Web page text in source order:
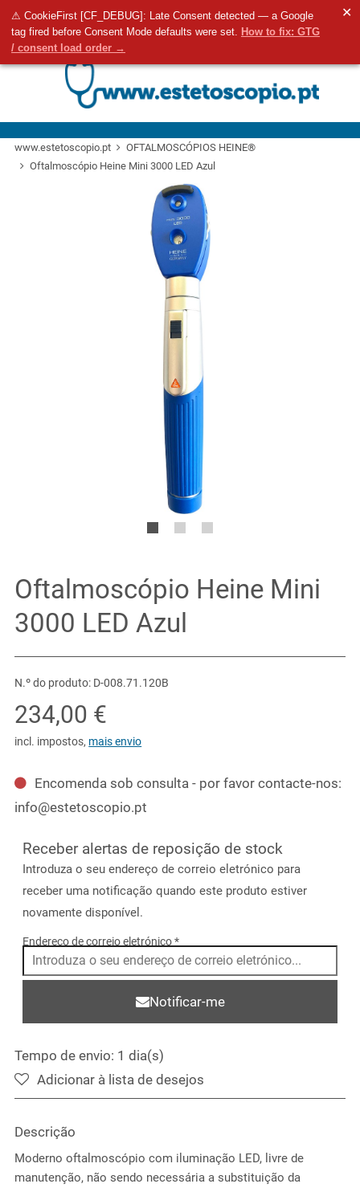
⚠ CookieFirst [CF_DEBUG]: Late Consent detected — a Google
tag fired before Consent Mode defaults were set. How to fix: GTG
/ consent load order →
✕
Aceda ao
0
www.estetoscopio.pt
OFTALMOSCÓPIOS HEINE®
Oftalmoscópio Heine Mini 3000 LED Azul
Oftalmoscópio Heine Mini
3000 LED Azul
N.º do produto: D-008.71.120B
234,00 €
incl. impostos, mais envio
Encomenda sob consulta - por favor contacte-nos:
info@estetoscopio.pt
Receber alertas de reposição de stock
Introduza o seu endereço de correio eletrónico para
receber uma notificação quando este produto estiver
novamente disponível.
Endereço de correio eletrónico*
Notificar-me
Tempo de envio: 1 dia(s)
Adicionar à lista de desejos
Descrição
Moderno oftalmoscópio com iluminação LED, livre de
manutenção, não sendo necessária a substituição da